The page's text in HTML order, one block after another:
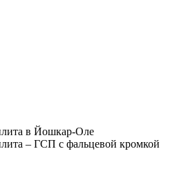
в Йошкар-Оле
– ГСП с фальцевой кромкой